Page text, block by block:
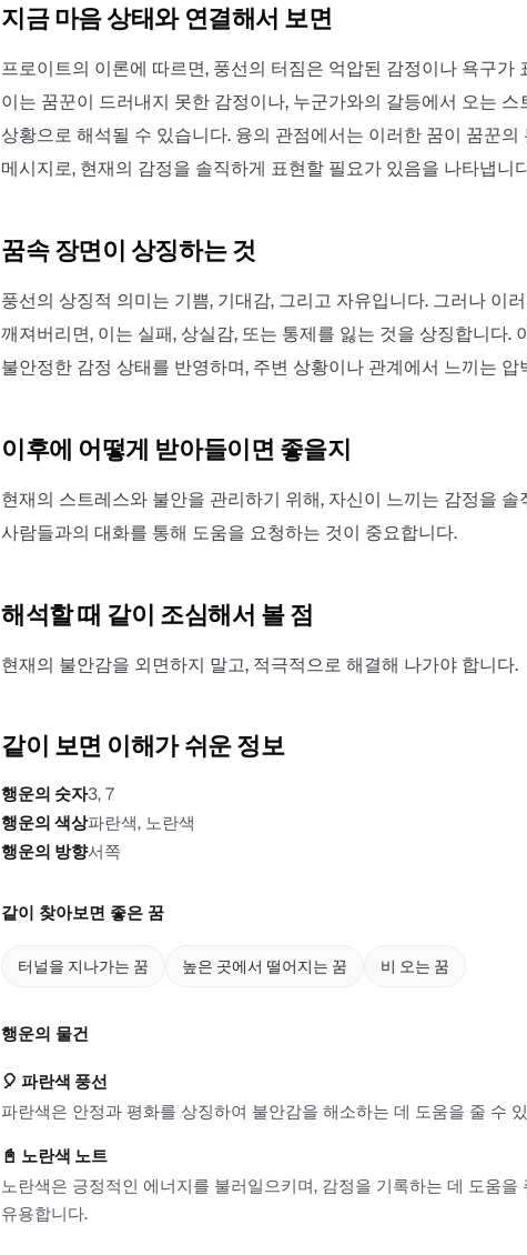
지금 마음 상태와 연결해서 보면
프로이트의 이론에 따르면, 풍선의 터짐은 억압된 감정이나 욕구가
이는 꿈꾼이 드러내지 못한 감정이나, 누군가와의 갈등에서 오는
상황으로 해석될 수 있습니다. 융의 관점에서는 이러한 꿈이 꿈꾼의
메시지로, 현재의 감정을 솔직하게 표현할 필요가 있음을 나타냅니
꿈속 장면이 상징하는 것
풍선의 상징적 의미는 기쁨, 기대감, 그리고 자유입니다. 그러나 이
깨져버리면, 이는 실패, 상실감, 또는 통제를 잃는 것을 상징합니다.
불안정한 감정 상태를 반영하며, 주변 상황이나 관계에서 느끼는
이후에 어떻게 받아들이면 좋을지
현재의 스트레스와 불안을 관리하기 위해, 자신이 느끼는 감정을 솔
사람들과의 대화를 통해 도움을 요청하는 것이 중요합니다.
해석할 때 같이 조심해서 볼 점
현재의 불안감을 외면하지 말고, 적극적으로 해결해 나가야 합니다.
같이 보면 이해가 쉬운 정보
행운의 숫자3, 7
행운의 색상파란색, 노란색
행운의 방향서쪽
같이 찾아보면 좋은 꿈
터널을 지나가는 꿈 높은 곳에서 떨어지는 꿈 비 오는 꿈
행운의 물건
🎈 파란색 풍선
파란색은 안정과 평화를 상징하여 불안감을 해소하는 데 도움을 줄 수
📓 노란색 노트
노란색은 긍정적인 에너지를 불러일으키며, 감정을 기록하는 데 도움을
유용합니다.